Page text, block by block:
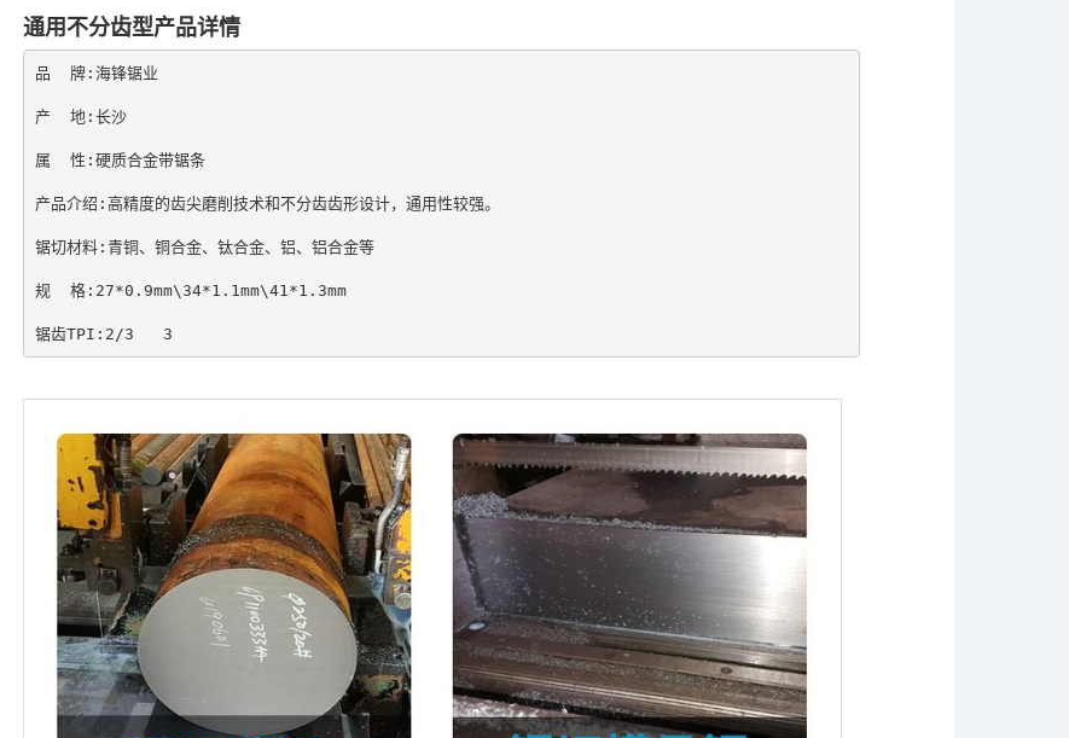
通用不分齿型产品详情
品  牌:海锋锯业
产  地:长沙
属  性:硬质合金带锯条
产品介绍:高精度的齿尖磨削技术和不分齿齿形设计，通用性较强。
锯切材料:青铜、铜合金、钛合金、铝、铝合金等
规  格:27*0.9mm\34*1.1mm\41*1.3mm
锯齿TPI:2/3   3